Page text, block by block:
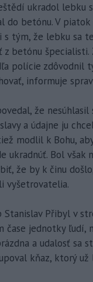
ukradol lebku
do betónu. V
tým, že lebku sa
z betónu špecialisti.
polície zdôvodnil
informuje
že nesúhlasil
a údajne ju
modlil k Bohu,
ukradnúť. Bol však
že by k činu
vyšetrovatelia.
Stanislav Přibyl v
jednotky ľudí,
a udalosť sa
kňaz, ktorý